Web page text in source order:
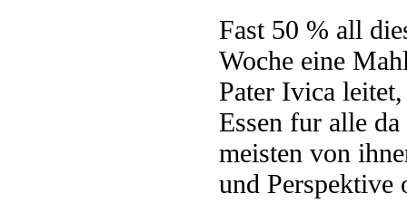
Fast 50 % all
Woche eine
Pater Ivica
Essen fur alle
meisten von
und Perspektive